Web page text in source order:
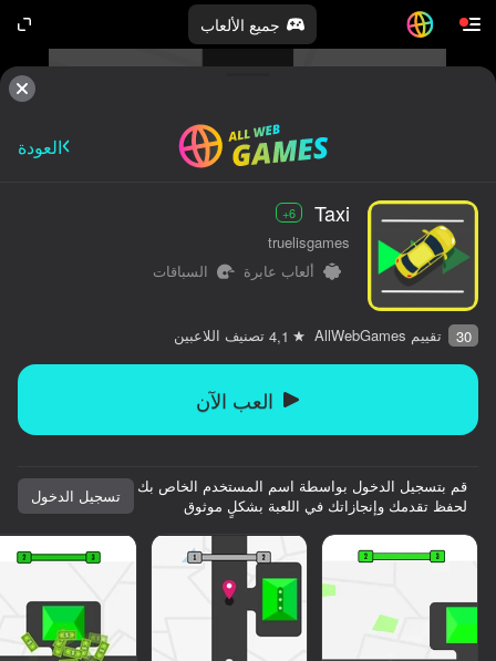
جميع الألعاب
كلها لك.
ابدأ
العودة
Taxi
6+
truelisgames
ألعاب عابرة
السباقات
30 تقييم AllWebGames 4,1 تصنيف اللاعبين
العب الآن
قم بتسجيل الدخول بواسطة اسم المستخدم الخاص بك
لحفظ تقدمك وإنجازاتك في اللعبة بشكلٍ موثوق
تسجيل الدخول